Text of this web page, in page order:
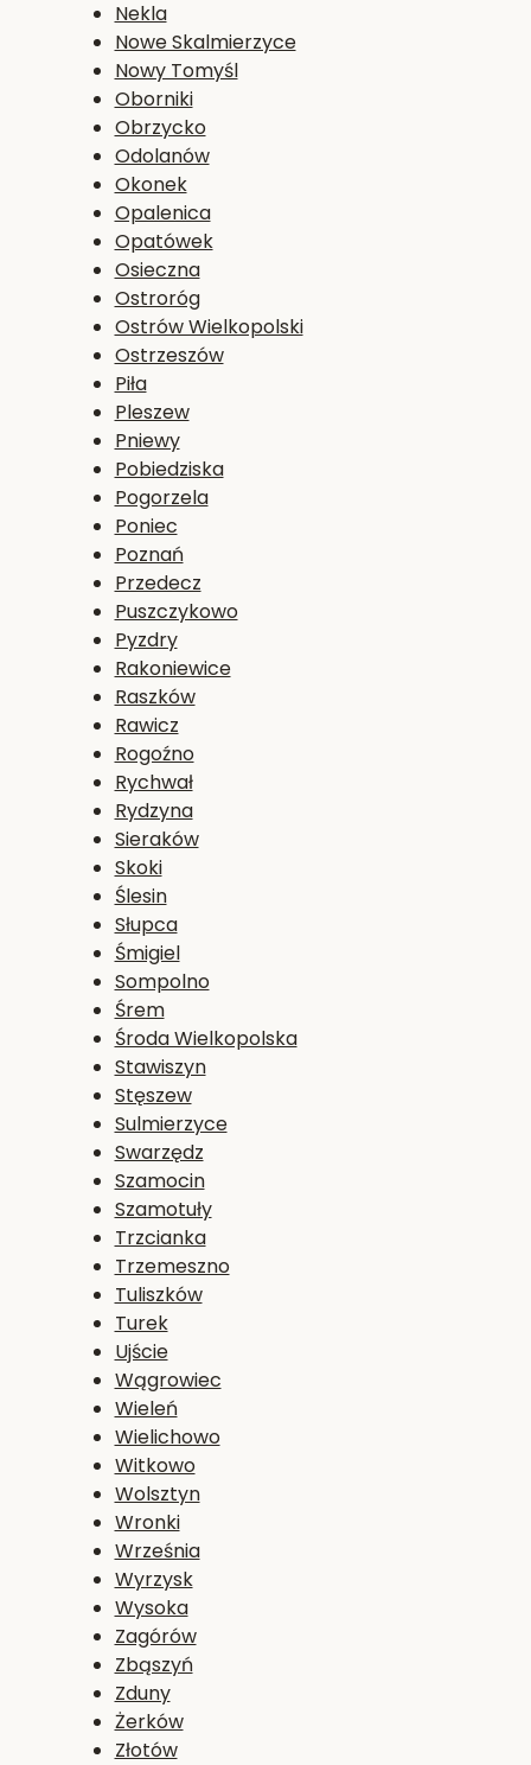
Nekla
Nowe Skalmierzyce
Nowy Tomyśl
Oborniki
Obrzycko
Odolanów
Okonek
Opalenica
Opatówek
Osieczna
Ostroróg
Ostrów Wielkopolski
Ostrzeszów
Piła
Pleszew
Pniewy
Pobiedziska
Pogorzela
Poniec
Poznań
Przedecz
Puszczykowo
Pyzdry
Rakoniewice
Raszków
Rawicz
Rogoźno
Rychwał
Rydzyna
Sieraków
Skoki
Ślesin
Słupca
Śmigiel
Sompolno
Śrem
Środa Wielkopolska
Stawiszyn
Stęszew
Sulmierzyce
Swarzędz
Szamocin
Szamotuły
Trzcianka
Trzemeszno
Tuliszków
Turek
Ujście
Wągrowiec
Wieleń
Wielichowo
Witkowo
Wolsztyn
Wronki
Września
Wyrzysk
Wysoka
Zagórów
Zbąszyń
Zduny
Żerków
Złotów